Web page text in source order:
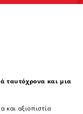
ταυτόχρονα και μια
και αξιοπιστία